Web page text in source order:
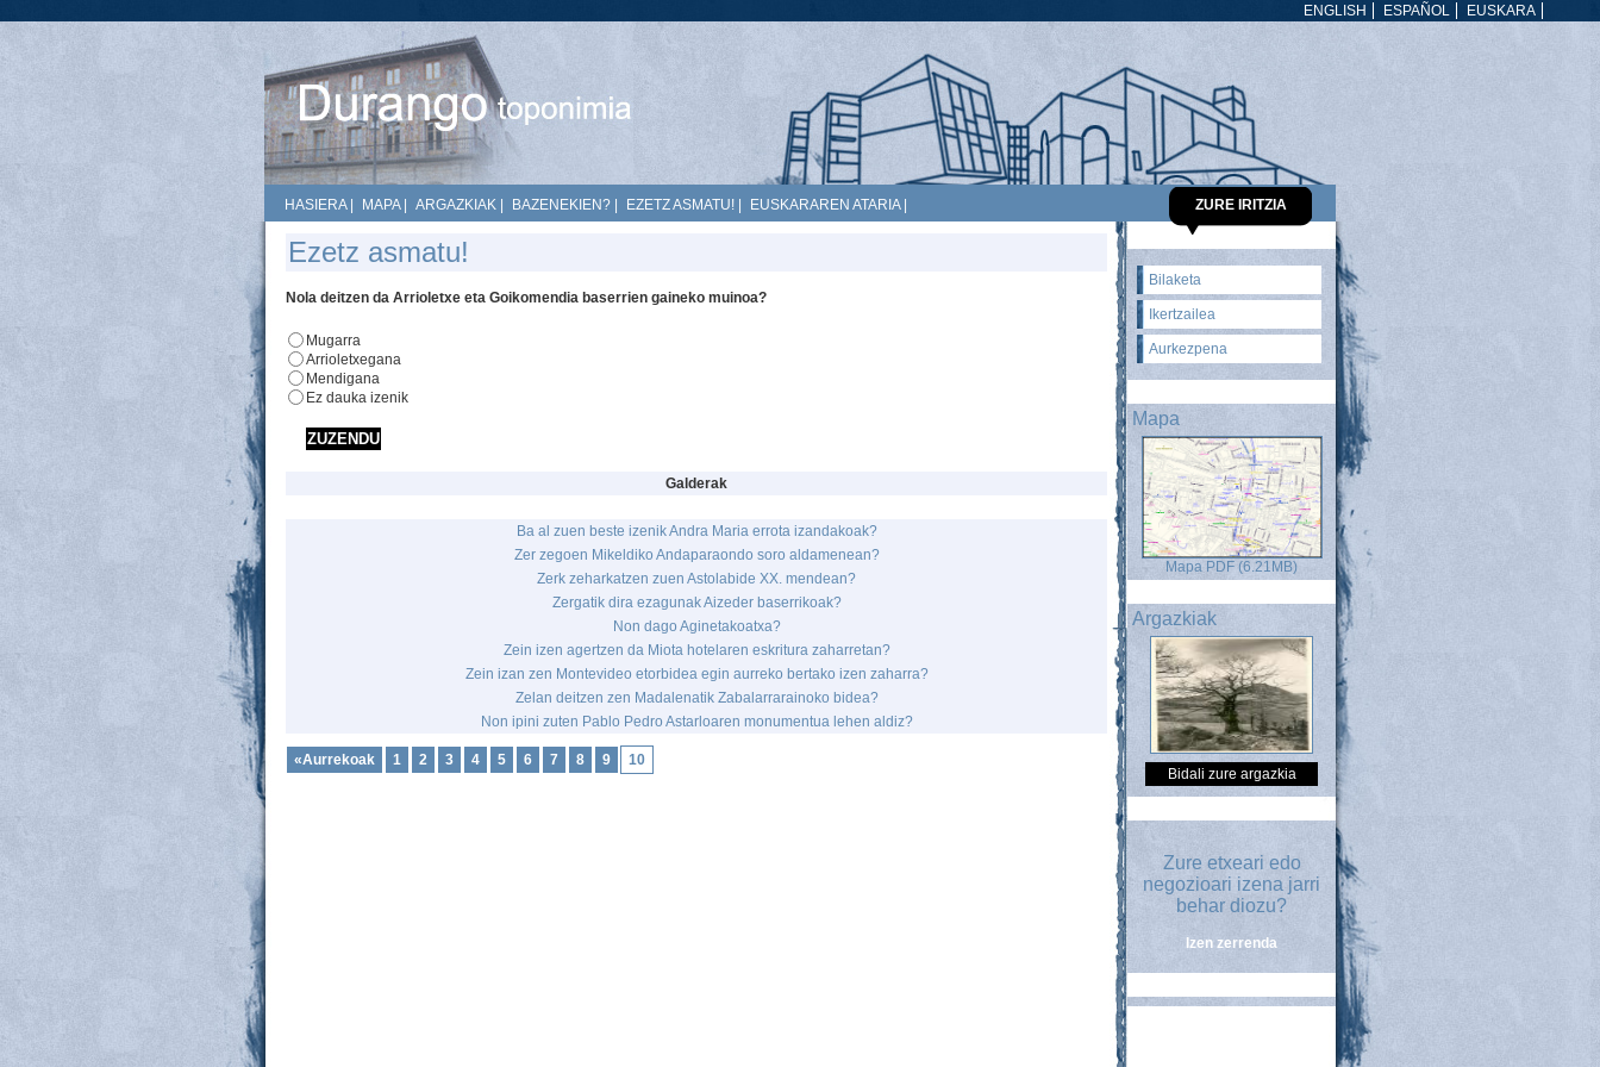
EUSKARA
ESPAÑOL
ENGLISH
HASIERA| MAPA| ARGAZKIAK BAZENEKIEN? EZETZ ASMATU! EUSKARAREN ATARIA| ZURE IRITZIA
Ezetz asmatu!
Nola deitzen da Arrioletxe eta Goikomendia baserrien gaineko muinoa?
Mugarra
Arrioletxegana
Mendigana
Ez dauka izenik
Galderak
Ba al zuen beste izenik Andra Maria errota izandakoak?
Zer zegoen Mikeldiko Andaparaondo soro aldamenean?
Zerk zeharkatzen zuen Astolabide XX. mendean?
Zergatik dira ezagunak Aizeder baserrikoak?
Non dago Aginetakoatxa?
Zein izen agertzen da Miota hotelaren eskritura zaharretan?
Zein izan zen Montevideo etorbidea egin aurreko bertako izen zaharra?
Zelan deitzen zen Madalenatik Zabalarrarainoko bidea?
Non ipini zuten Pablo Pedro Astarloaren monumentua lehen aldiz?
«Aurrekoak 1 2 3 4 5 6 7 8 9 10
Bilaketa
Ikertzailea
Aurkezpena
Mapa
Mapa PDF (6.21MB)
Argazkiak
Bidali zure argazkia
Zure etxeari edo
negozioari izena jarri
behar diozu?
Izen zerrenda